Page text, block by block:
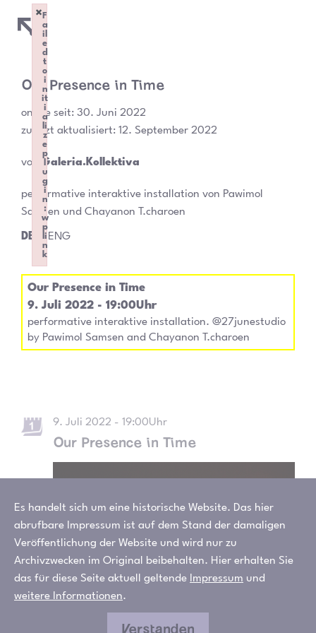
Our Presence in Time
online seit: 30. Juni 2022
zuletzt aktualisiert: 12. September 2022
von Galeria.Kollektiva
performative interaktive installation von Pawimol
Samsen und Chayanon T.charoen
DEU ENG
Our Presence in Time
9. Juli 2022 - 19:00Uhr
performative interaktive installation. @27junestudio
by Pawimol Samsen and Chayanon T.charoen
9. Juli 2022 - 19:00Uhr
Our Presence in Time
performative interaktive installation.
Es handelt sich um eine historische Website. Das hier
abrufbare Impressum ist auf dem Stand der damaligen
Veröffentlichung der Website und wird nur zu
Archivzwecken im Original beibehalten. Hier erhalten Sie
das für diese Seite aktuell geltende Impressum und
weitere Informationen.
Verstanden
F
a
il
e
d
t
o
i
n
it
i
a
li
z
e
p
u
g
i
n
:
w
p
li
n
k
×
Failed to initialize plugin: wplink